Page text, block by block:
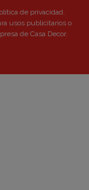
de privacidad.
usos publicitarios o
de Casa Decor.